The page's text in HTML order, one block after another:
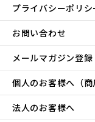
プライバシーポリシ
お問い合わせ
メールマガジン登録
個人のお客様へ（商
法人のお客様へ